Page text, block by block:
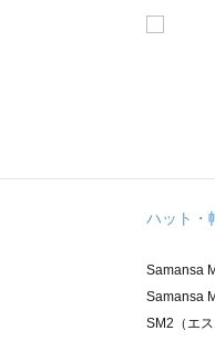
ハット・
Samansa
Samansa
SM2（エ